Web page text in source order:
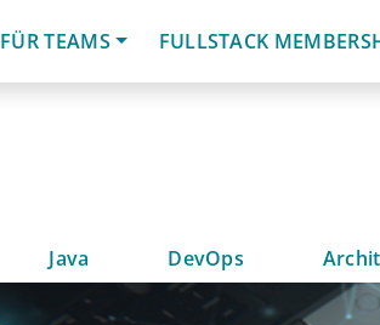
FÜR TEAMS
FULLSTACK
Java DevOps